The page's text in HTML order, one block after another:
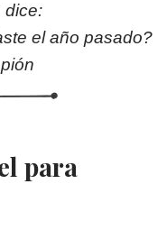
dice:
el año pasado?
para